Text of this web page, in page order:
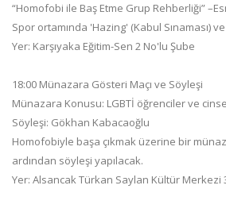
“Homofobi ile Baş Etme Grup Rehberliği”
Spor ortamında 'Hazing' (Kabul Sınaması)
Yer: Karşıyaka Eğitim-Sen 2 No'lu Şube
18:00 Münazara Gösteri Maçı ve Söyleşi
Münazara Konusu: LGBTİ öğrenciler ve
Söyleşi: Gökhan Kabacaoğlu
Homofobiyle başa çıkmak üzerine bir
ardından söyleşi yapılacak.
Yer: Alsancak Türkan Saylan Kültür Merkezi